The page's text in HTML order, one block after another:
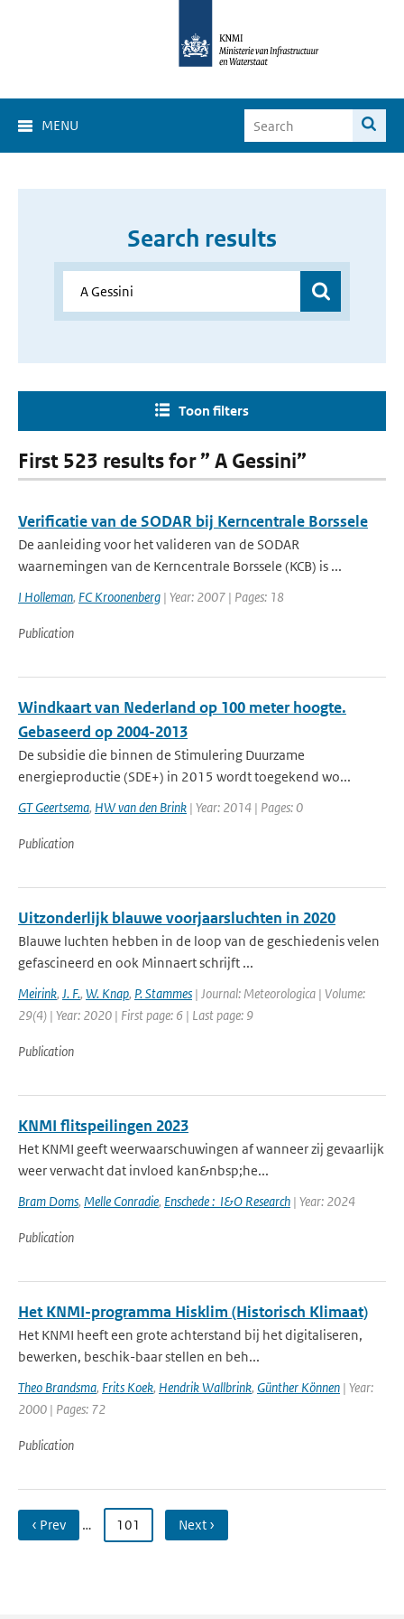
MENU
Search results
Toon filters
First 523 results for ” A Gessini”
Verificatie van de SODAR bij Kerncentrale Borssele
De aanleiding voor het valideren van de SODAR
waarnemingen van de Kerncentrale Borssele (KCB) is ...
I Holleman, FC Kroonenberg | Year: 2007 | Pages: 18
Publication
Windkaart van Nederland op 100 meter hoogte.
Gebaseerd op 2004-2013
De subsidie die binnen de Stimulering Duurzame
energieproductie (SDE+) in 2015 wordt toegekend wo...
GT Geertsema, HW van den Brink | Year: 2014 | Pages: 0
Publication
Uitzonderlijk blauwe voorjaarsluchten in 2020
Blauwe luchten hebben in de loop van de geschiedenis velen
gefascineerd en ook Minnaert schrijft ...
Meirink, J. F., W. Knap, P. Stammes | Journal: Meteorologica | Volume:
29(4) | Year: 2020 | First page: 6 | Last page: 9
Publication
KNMI flitspeilingen 2023
Het KNMI geeft weerwaarschuwingen af wanneer zij gevaarlijk
weer verwacht dat invloed kan&nbsp;he...
Bram Doms, Melle Conradie, Enschede : I&O Research | Year: 2024
Publication
Het KNMI-programma Hisklim (Historisch Klimaat)
Het KNMI heeft een grote achterstand bij het digitaliseren,
bewerken, beschik-baar stellen en beh...
Theo Brandsma, Frits Koek, Hendrik Wallbrink, Günther Können | Year:
2000 | Pages: 72
Publication
‹ Prev … 101 Next ›